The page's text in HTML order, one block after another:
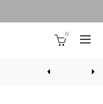
0